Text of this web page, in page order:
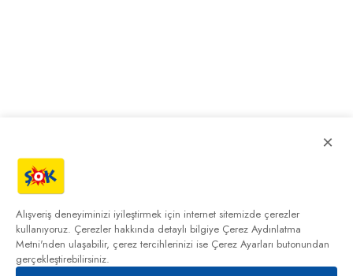
×
Alışveriş deneyiminizi iyileştirmek için internet sitemizde çerezler
kullanıyoruz. Çerezler hakkında detaylı bilgiye Çerez Aydınlatma
Metni'nden ulaşabilir, çerez tercihlerinizi ise Çerez Ayarları butonundan
gerçekleştirebilirsiniz.